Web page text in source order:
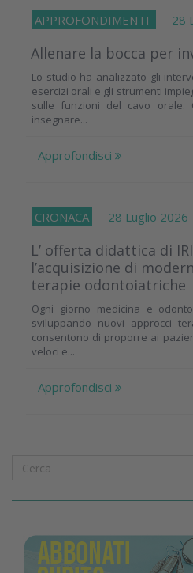
APPROFONDIMENTI 28
Allenare la bocca per
Lo studio ha analizzato gli
esercizi orali e gli strumenti
sulle funzioni del cavo orale.
insegnare...
Approfondisci
CRONACA 28 Luglio 2026
L’ offerta didattica di
l’acquisizione di
terapie odontoiatriche
Ogni giorno medicina e
sviluppando nuovi approcci
consentono di proporre ai
veloci e...
Approfondisci